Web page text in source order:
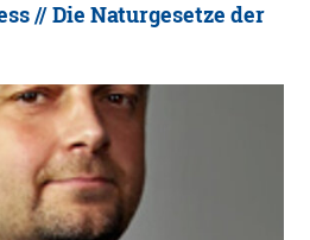
// Die Naturgesetze der